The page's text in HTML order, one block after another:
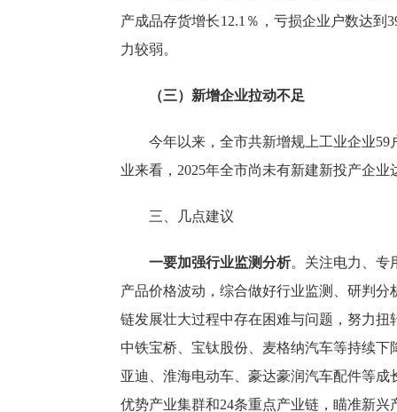
产成品存货增长12.1％，亏损企业户数达到
力较弱。
（三）新增企业拉动不足
今年以来，全市共新增规上工业企业59
业来看，2025年全市尚未有新建新投产企业
三、几点建议
一要加强行业监测分析。关注电力、专
产品价格波动，综合做好行业监测、研判
链发展壮大过程中存在困难与问题，努力扭
中铁宝桥、宝钛股份、麦格纳汽车等持续
亚迪、淮海电动车、豪达豪润汽车配件等
优势产业集群和24条重点产业链，瞄准新